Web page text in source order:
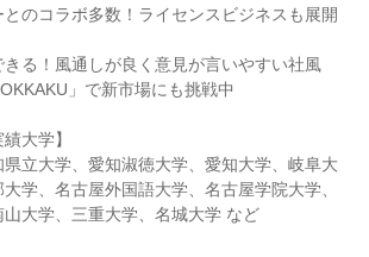
とのコラボ多数！ライセンスビジネスも展開
きる！風通しが良く意見が言いやすい社風
」で新市場にも挑戦中
大学】
立大学、愛知淑徳大学、愛知大学、岐阜大
学、名古屋外国語大学、名古屋学院大学、
大学、三重大学、名城大学 など